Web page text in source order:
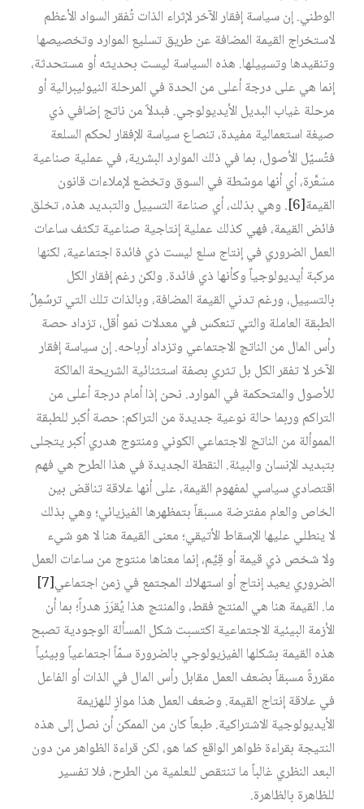
الوطني. إن سياسة إفقار الآخر لإثراء الذات تُفقر السواد الأعظم
لاستخراج القيمة المضافة عن طريق تسليع الموارد وتخصيصها
وتنقيدها وتسييلها. هذه السياسة ليست بحديثه أو مستحدثة،
إنما هي على درجة أعلى من الحدة في المرحلة النيوليبرالية أو
مرحلة غياب البديل الأيديولوجي. فبدلاً من ناتج إضافي ذي
صيغة استعمالية مفيدة، تنصاع سياسة الإفقار لحكم السلعة
فتُسيّل الأصول، بما في ذلك الموارد البشرية، في عملية صناعية
مسَعَّرة، أي أنها موسّطة في السوق وتخضع لإملاءات قانون
القيمة‏[6]
. وهي بذلك، أي صناعة التسييل والتبديد هذه، تخلق
فائض القيمة، فهي كذلك عملية إنتاجية صناعية تكثف ساعات
العمل الضروري في إنتاج سلع ليست ذي فائدة اجتماعية، لكنها
مركبة أيديولوجياً وكأنها ذي فائدة. ولكن رغم إفقار الكل
بالتسييل، ورغم تدني القيمة المضافة، وبالذات تلك التي ترسُمِلُ
الطبقة العاملة والتي تنعكس في معدلات نمو أقل، تزداد حصة
رأس المال من الناتج الاجتماعي وتزداد أرباحه. إن سياسة إفقار
الآخر لا تفقر الكل بل تثري بصفة استثنائية الشريحة المالكة
للأصول والمتحكمة في الموارد. نحن إذا أمام درجة أعلى من
التراكم وربما حالة نوعية جديدة من التراكم: حصة أكبر للطبقة
المموألة من الناتج الاجتماعي الكوني ومنتوج هدري أكبر يتجلى
بتبديد الإنسان والبيئة. النقطة الجديدة في هذا الطرح هي فهم
اقتصادي سياسي لمفهوم القيمة، على أنها علاقة تناقض بين
الخاص والعام مفترضة مسبقاً بتمظهرها الفيزيائي؛ وهي بذلك
لا ينطلي عليها الإسقاط الأتيقي؛ معنى القيمة هنا لا هو شيء
ولا شخص ذي قيمة أو قِيِّم، إنما معناها منتوج من ساعات العمل
الضروري يعيد إنتاج أو استهلاك المجتمع في زمن اجتماعي‏[7]
ما. القيمة هنا هي المنتج فقط، والمنتج هذا يُقرَرَ هدراً؛ بما أن
الأزمة البيئية الاجتماعية اكتسبت شكل المسألة الوجودية تصبح
هذه القيمة بشكلها الفيزيولوجي بالضرورة سمّاً اجتماعياً وبيئياً
مقررةً مسبقاً بضعف العمل مقابل رأس المال في الذات أو الفاعل
في علاقة إنتاج القيمة. وضعف العمل هذا موازٍ للهزيمة
الأيديولوجية الاشتراكية. طبعاً كان من الممكن أن نصل إلى هذه
النتيجة بقراءة ظواهر الواقع كما هو، لكن قراءة الظواهر من دون
البعد النظري غالباً ما تنتقص للعلمية من الطرح، فلا تفسير
للظاهرة بالظاهرة.